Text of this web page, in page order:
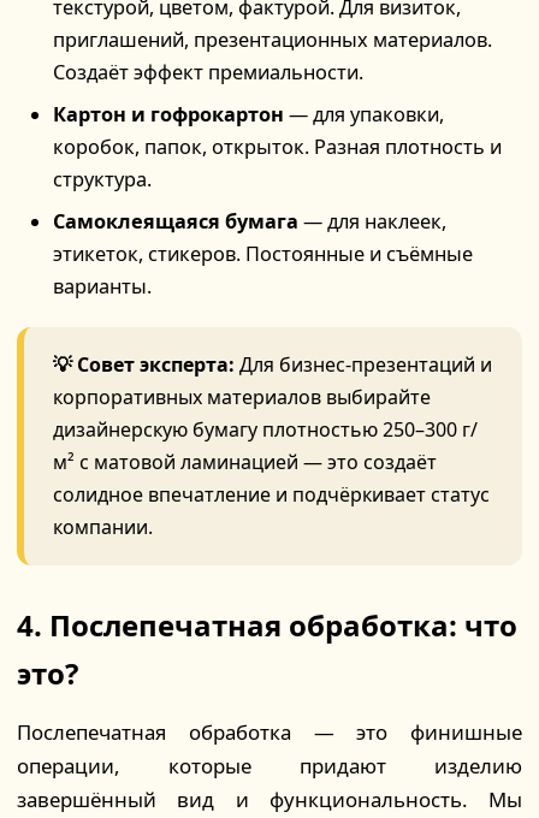
текстурой, цветом, фактурой. Для визиток,
приглашений, презентационных материалов.
Создаёт эффект премиальности.
Картон и гофрокартон — для упаковки,
коробок, папок, открыток. Разная плотность и
структура.
Самоклеящаяся бумага — для наклеек,
этикеток, стикеров. Постоянные и съёмные
варианты.
💡 Совет эксперта: Для бизнес-презентаций и
корпоративных материалов выбирайте
дизайнерскую бумагу плотностью 250–300 г/
м² с матовой ламинацией — это создаёт
солидное впечатление и подчёркивает статус
компании.
4. Послепечатная обработка: что
это?
Послепечатная обработка — это финишные
операции, которые придают изделию
завершённый вид и функциональность. Мы